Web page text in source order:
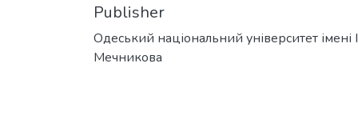
Publisher
Одеський національний університет імені
Мечникова